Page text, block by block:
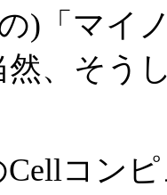
)「マイ
、そう
コン